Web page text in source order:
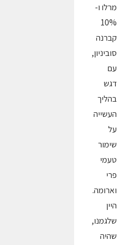
מרלו ו-
10%
קברנה
סוביניון,
עם
דגש
בהליך
העשייה
על
שימור
טעמי
פרי
וארומה.
היין
שלגמנו,
שהיה